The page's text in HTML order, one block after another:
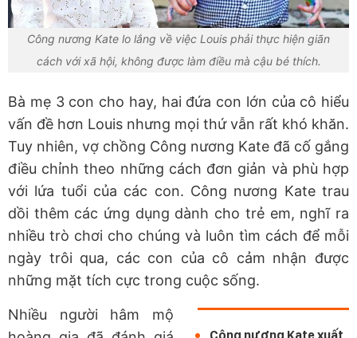
Công nương Kate lo lắng về việc Louis phải thực hiện giãn
cách với xã hội, không được làm điều mà cậu bé thích.
Bà mẹ 3 con cho hay, hai đứa con lớn của cô hiểu
vấn đề hơn Louis nhưng mọi thứ vẫn rất khó khăn.
Tuy nhiên, vợ chồng Công nương Kate đã cố gắng
điều chỉnh theo những cách đơn giản và phù hợp
với lứa tuổi của các con. Công nương Kate trau
dồi thêm các ứng dụng dành cho trẻ em, nghĩ ra
nhiều trò chơi cho chúng và luôn tìm cách để mỗi
ngày trôi qua, các con của cô cảm nhận được
những mặt tích cực trong cuộc sống.
Nhiều người hâm mộ